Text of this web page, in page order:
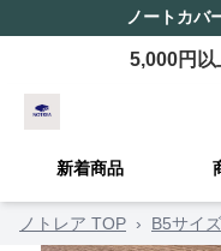
ノートカバ
5,000円
新着商品
ノトレア TOP › B5サイ